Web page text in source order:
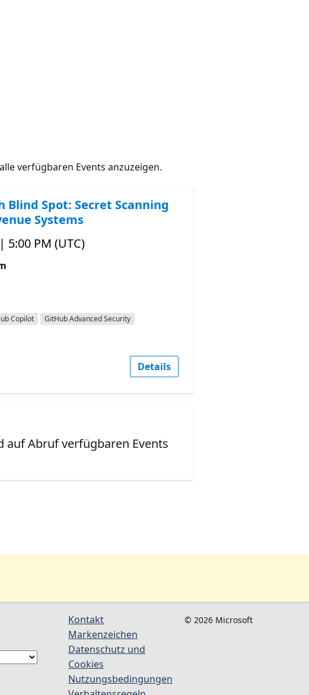
verfügbaren Events anzuzeigen.
Blind Spot: Secret Scanning
Systems
5:00 PM (UTC)
Copilot GitHub Advanced Security
Details
auf Abruf verfügbaren Events
Kontakt
Markenzeichen
Datenschutz und
Cookies
Nutzungsbedingungen
© 2026 Microsoft